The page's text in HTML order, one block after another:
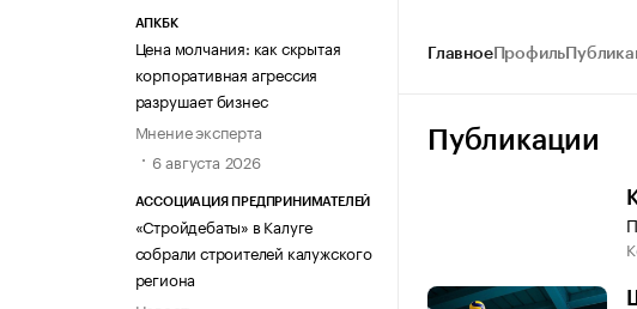
АПКБК
Цена молчания: как скрытая
корпоративная агрессия
разрушает бизнес
Мнение эксперта
6 августа 2026
АССОЦИАЦИЯ ПРЕДПРИНИМАТЕЛЕЙ
«Стройдебаты» в Калуге
собрали строителей калужского
региона
ГлавноеПрофиль
Публикации